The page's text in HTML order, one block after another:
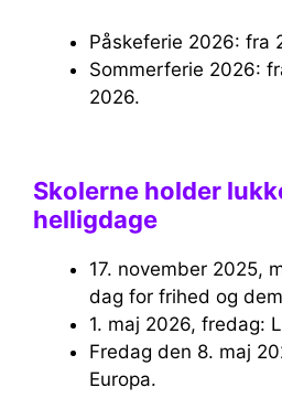
Påskeferie 2026:
Sommerferie 2026: fra 1. juli til 31. august
2026.
Skolerne holder
helligdage
17. november 2025, mandag: Kampens
dag for frihed og
1. maj 2026, fredag:
Fredag ​​den 8. maj 2026: Sejrsdag i
Europa.